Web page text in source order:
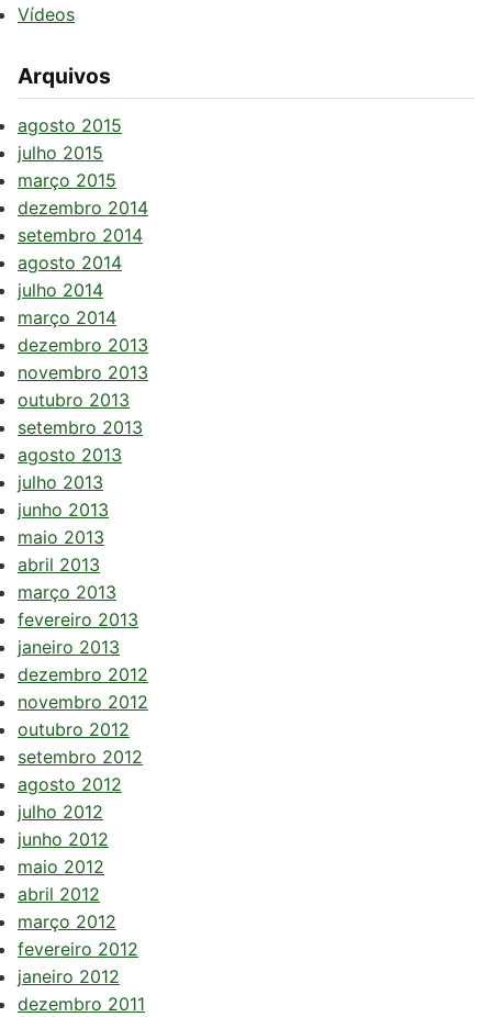
Vídeos
Arquivos
agosto 2015
julho 2015
março 2015
dezembro 2014
setembro 2014
agosto 2014
julho 2014
março 2014
dezembro 2013
novembro 2013
outubro 2013
setembro 2013
agosto 2013
julho 2013
junho 2013
maio 2013
abril 2013
março 2013
fevereiro 2013
janeiro 2013
dezembro 2012
novembro 2012
outubro 2012
setembro 2012
agosto 2012
julho 2012
junho 2012
maio 2012
abril 2012
março 2012
fevereiro 2012
janeiro 2012
dezembro 2011